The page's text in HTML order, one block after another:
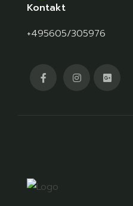
Kontakt
+495605/305976